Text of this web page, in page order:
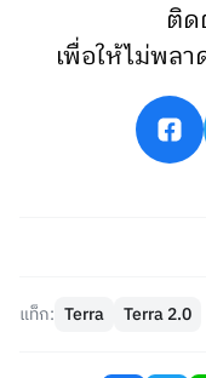
ติด
เพื่อให้ไม่พล
แท็ก: Terra Terra 2.0